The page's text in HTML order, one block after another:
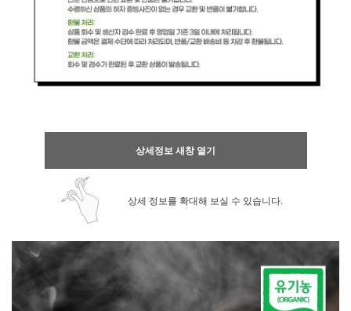
상세정보 새창 열기
상세 정보를 확대해 보실 수 있습니다.